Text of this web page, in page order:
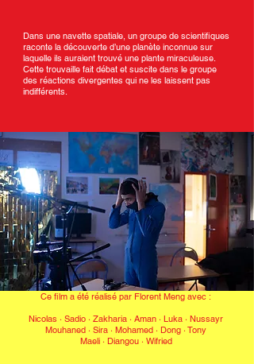
Dans une navette spatiale, un groupe de scientifiques
raconte la découverte d’une planète inconnue sur
laquelle ils auraient trouvé une plante miraculeuse.
Cette trouvaille fait débat et suscite dans le groupe
des réactions divergentes qui ne les laissent pas
indifférents.
Ce film a été réalisé par Florent Meng avec :
Nicolas · Sadio · Zakharia · Aman · Luka · Nussayr
Mouhaned · Sira · Mohamed · Dong · Tony
Maeli · Diangou · Wifried